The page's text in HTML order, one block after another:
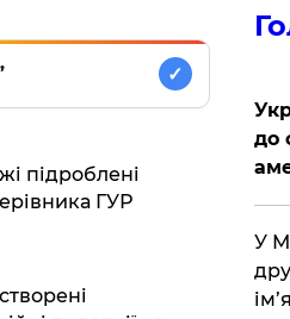
✓
підроблені
ГУР
до
​У
ім’я